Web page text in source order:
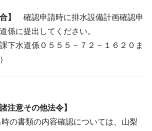
】
確認申請時に排水設備計画確認申
係に提出してください。
下水道係０５５５－７２－１６２０ま
注意その他法令】
の書類の内容確認については、山梨